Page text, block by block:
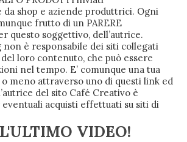
da shop e aziende produttrici. Ogni
frutto di un PARERE
questo soggettivo, dell’autrice.
non è responsabile dei siti collegati
loro contenuto, che può essere
nel tempo. E’ comunque una tua
meno attraverso uno di questi link ed
del sito Café Creativo è
acquisti effettuati su siti di
VIDEO!